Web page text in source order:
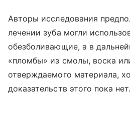
Авторы исследования
лечении зуба могли
обезболивающие, а в
«пломбы» из смолы, воска
отверждаемого материала,
доказательств этого пока нет.